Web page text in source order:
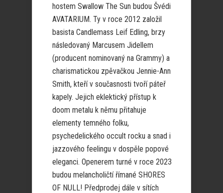
hostem Swallow The Sun budou Švédi
AVATARIUM. Ty v roce 2012 založil
basista Candlemass Leif Edling, brzy
následovaný Marcusem Jidellem
(producent nominovaný na Grammy) a
charismatickou zpěvačkou Jennie-Ann
Smith, kteří v současnosti tvoří páteř
kapely. Jejich eklektický přístup k
doom metalu k němu přitahuje
elementy temného folku,
psychedelického occult rocku a snad i
jazzového feelingu v dospěle popové
eleganci. Openerem turné v roce 2023
budou melancholičtí římané SHORES
OF NULL! Předprodej dále v sítích